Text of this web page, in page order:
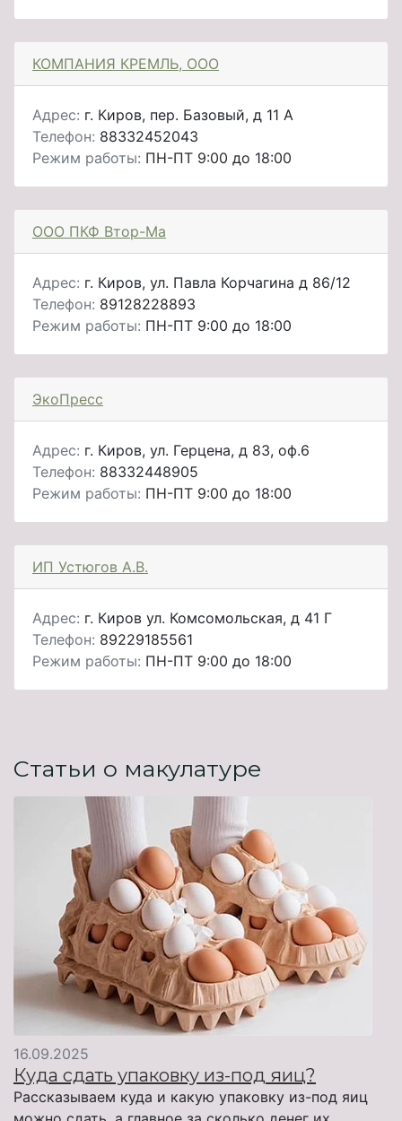
КОМПАНИЯ КРЕМЛЬ, ООО
Адрес: г. Киров, пер. Базовый, д 11 А
Телефон: 88332452043
Режим работы: ПН-ПТ 9:00 до 18:00
ООО ПКФ Втор-Ма
Адрес: г. Киров, ул. Павла Корчагина д 86/12
Телефон: 89128228893
Режим работы: ПН-ПТ 9:00 до 18:00
ЭкоПресс
Адрес: г. Киров, ул. Герцена, д 83, оф.6
Телефон: 88332448905
Режим работы: ПН-ПТ 9:00 до 18:00
ИП Устюгов А.В.
Адрес: г. Киров ул. Комсомольская, д 41 Г
Телефон: 89229185561
Режим работы: ПН-ПТ 9:00 до 18:00
Статьи о макулатуре
16.09.2025
Куда сдать упаковку из-под яиц?
Рассказываем куда и какую упаковку из-под яиц